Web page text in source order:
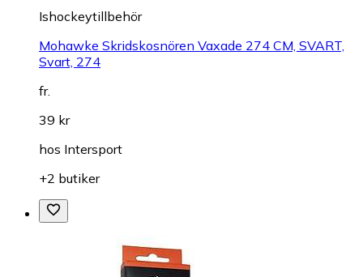
Ishockeytillbehör
Mohawke Skridskosnören Vaxade 274 CM, SVART,
Svart, 274
fr.
39 kr
hos Intersport
+2 butiker